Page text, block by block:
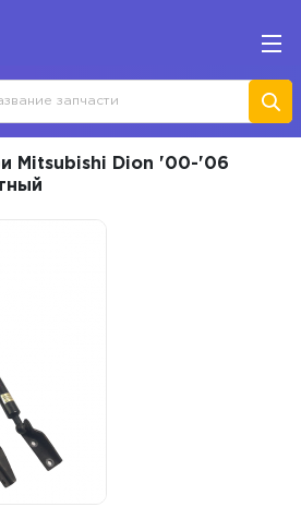
Mitsubishi Dion '00-'06